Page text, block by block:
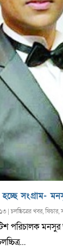
হচ্ছে সংগ্রাম-
|চলচ্চিত্রের খবর,ফিচার,
পরিচালক মনসুর